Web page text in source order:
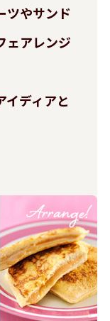
ツやサンド
ェアレンジ
イディアと